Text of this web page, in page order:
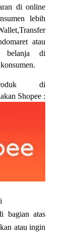
di online
lebih
atau
belanja di
di
Shopee :
bagian atas
atau ingin